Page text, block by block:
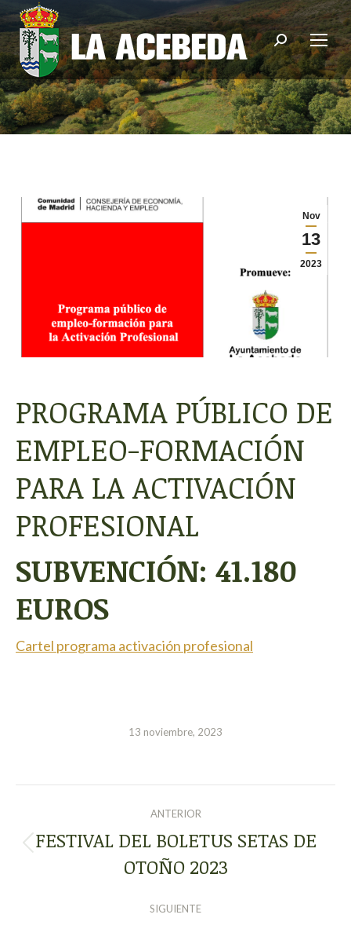
Buscar:
Nov
13
2023
PROGRAMA PÚBLICO DE
EMPLEO-FORMACIÓN
PARA LA ACTIVACIÓN
PROFESIONAL
SUBVENCIÓN: 41.180
EUROS
Cartel programa activación profesional
13 noviembre, 2023
NAVEGACIÓN
ENTRE
PUBLICACIONES
ANTERIOR
Publicación
anterior:
FESTIVAL DEL BOLETUS SETAS DE
OTOÑO 2023
SIGUIENTE